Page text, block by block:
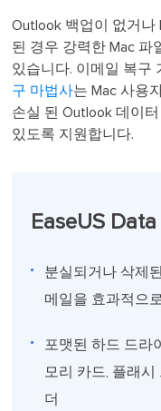
Outlook 백업이 없거나
된 경우 강력한 Mac 파
있습니다. 이메일 복구
구 마법사는 Mac 사용
손실 된 Outlook 데이
있도록 지원합니다.
EaseUS
분실되거나 삭제
메일을 효과적으
포맷된 하드 드라
모리 카드, 플래시
더